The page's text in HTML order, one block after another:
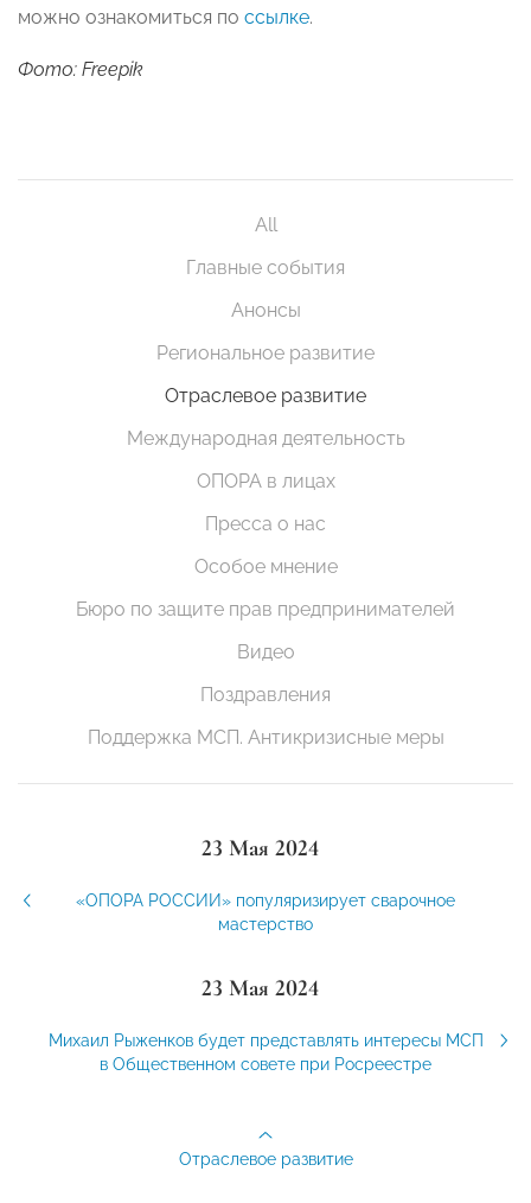
можно ознакомиться по ссылке.
Фото: Freepik
All
Главные события
Анонсы
Региональное развитие
Отраслевое развитие
Международная деятельность
ОПОРА в лицах
Пресса о нас
Особое мнение
Бюро по защите прав предпринимателей
Видео
Поздравления
Поддержка МСП. Антикризисные меры
23 Мая 2024
«ОПОРА РОССИИ» популяризирует сварочное
мастерство
23 Мая 2024
Михаил Рыженков будет представлять интересы МСП
в Общественном совете при Росреестре
Отраслевое развитие